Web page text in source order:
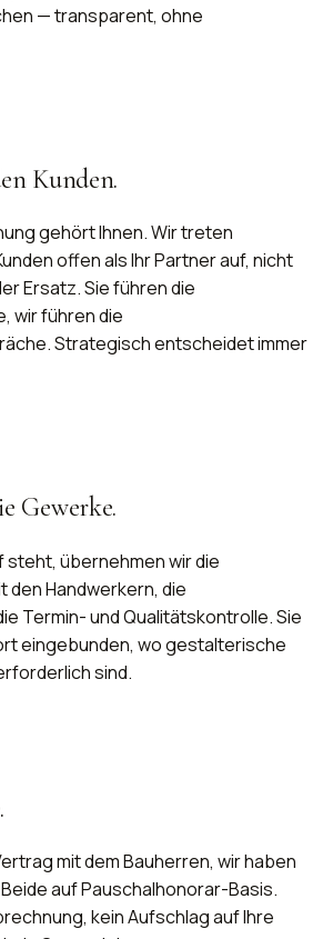
— transparent, ohne
Kunden.
gehört Ihnen. Wir treten
offen als Ihr Partner auf, nicht
Ersatz. Sie führen die
wir führen die
Strategisch entscheidet immer
Gewerke.
steht, übernehmen wir die
den Handwerkern, die
Termin- und Qualitätskontrolle. Sie
eingebunden, wo gestalterische
sind.
mit dem Bauherren, wir haben
auf Pauschalhonorar-Basis.
kein Aufschlag auf Ihre